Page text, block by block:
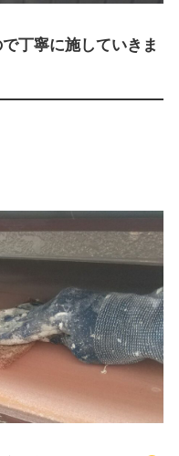
丁寧に施していきま